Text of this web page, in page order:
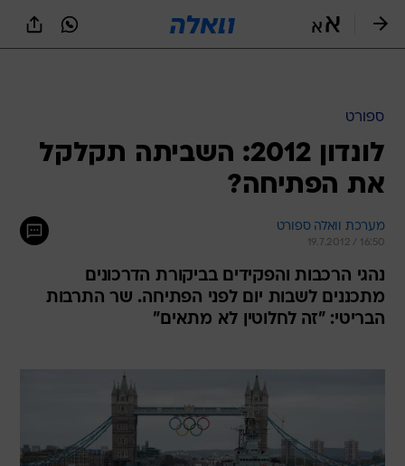
ספורט
לונדון 2012: השביתה תקלקל
את הפתיחה?
מערכת וואלה ספורט
19.7.2012 / 16:50
נהגי הרכבות והפקידים בביקורת הדרכונים
מתכננים לשבות יום לפני הפתיחה. שר התרבות
הבריטי: "זה לחלוטין לא מתאים"